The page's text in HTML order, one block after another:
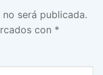
será publicada.
con *